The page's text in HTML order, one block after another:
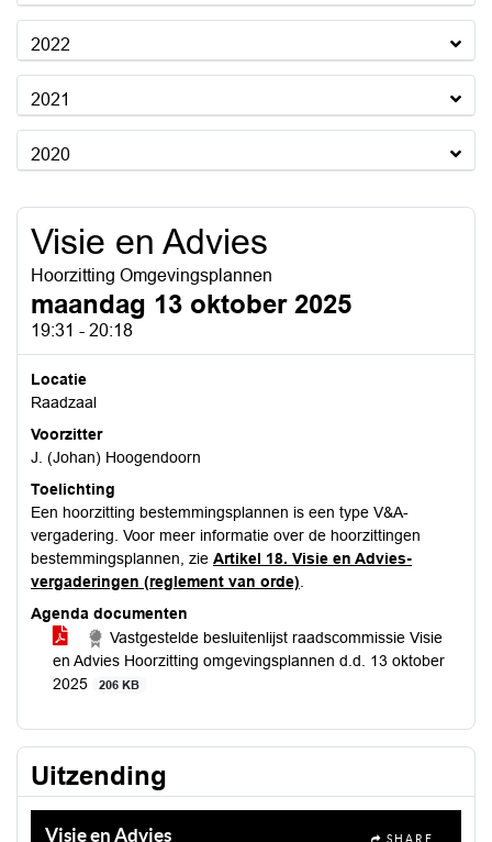
2022
2021
2020
Visie en Advies
Hoorzitting Omgevingsplannen
maandag 13 oktober 2025
19:31 - 20:18
Locatie
Raadzaal
Voorzitter
J. (Johan) Hoogendoorn
Toelichting
Een hoorzitting bestemmingsplannen is een type V&A-
vergadering. Voor meer informatie over de hoorzittingen
bestemmingsplannen, zie Artikel 18. Visie en Advies-
vergaderingen (reglement van orde)
Agenda documenten
Vastgestelde besluitenlijst raadscommissie Visie
en Advies Hoorzitting omgevingsplannen d.d. 13 oktober
2025
206 KB
Uitzending